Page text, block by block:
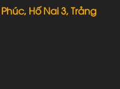
Hố Nai 3, Trảng